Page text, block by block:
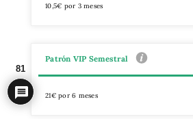
10,5€ por 3 meses
Patrón VIP Semestral
21€ por 6 meses
81